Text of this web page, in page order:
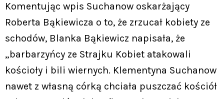
Komentując wpis Suchanow oskarżający
Roberta Bąkiewicza o to, że zrzucał kobiety ze
schodów, Blanka Bąkiewicz napisała, że
„barbarzyńcy ze Strajku Kobiet atakowali
kościoły i bili wiernych. Klementyna Suchanow
nawet z własną córką chciała puszczać kościół